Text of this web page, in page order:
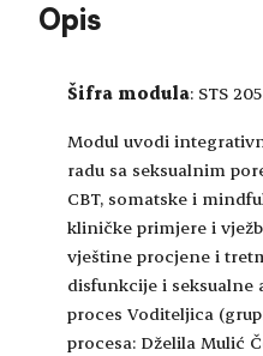
Opis
Šifra modula: STS 205
Modul uvodi
radu sa seksualnim
CBT, somatske i
kliničke primjere i
vještine procjene i
disfunkcije i seksualne
proces Voditeljica
procesa: Dželila Mulić